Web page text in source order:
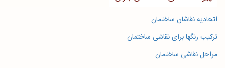
اتحادیه نقاشان ساختمان
ترکیب رنگها برای نقاشی ساختمان
مراحل نقاشی ساختمان